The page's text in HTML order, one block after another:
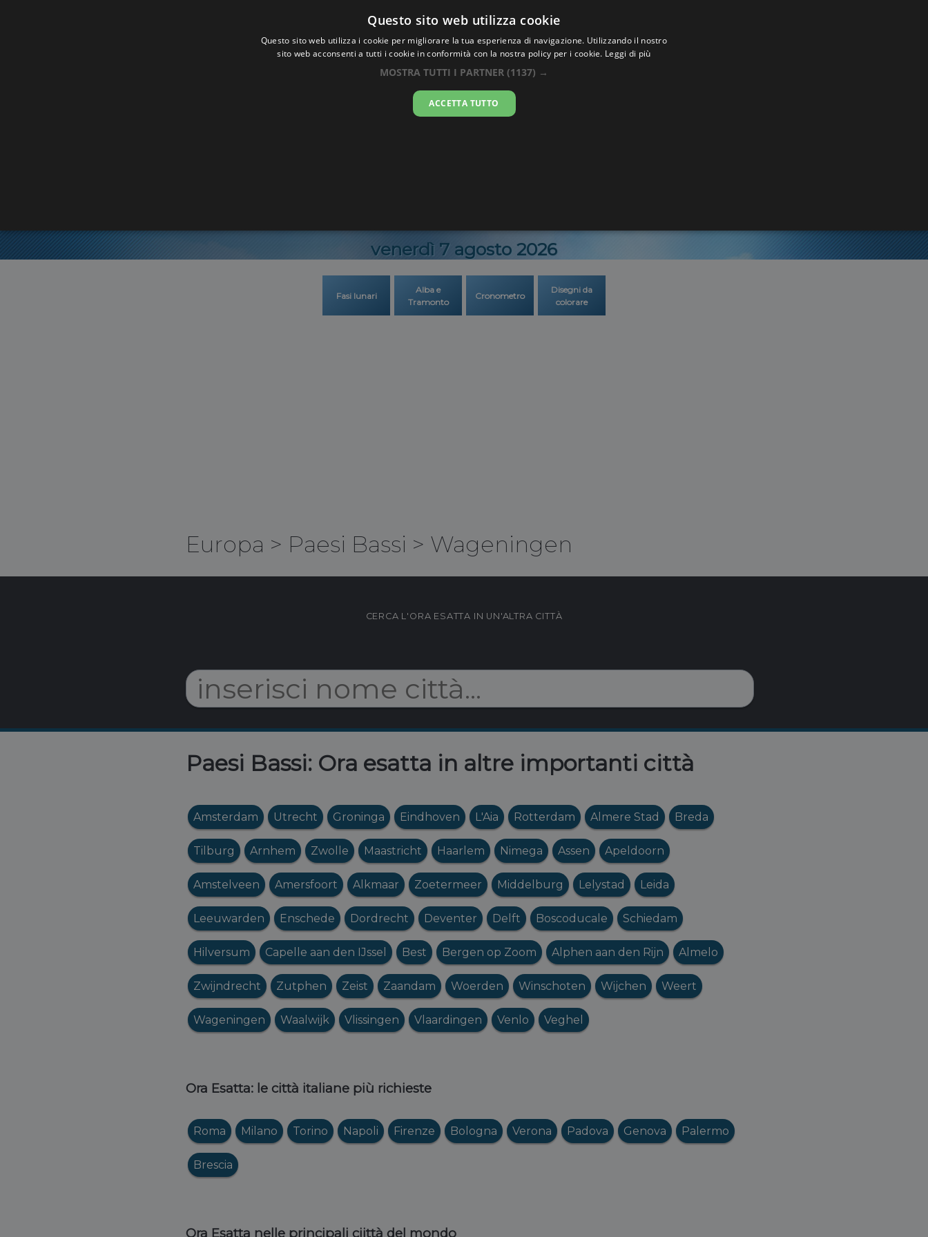
Oraesatta.co
Ora EsattaWageningen
venerdì 7 agosto 2026
Fasi lunari
Alba e
Tramonto
Cronometro
Disegni da
colorare
Europa > Paesi Bassi > Wageningen
CERCA L'ORA ESATTA IN UN'ALTRA CITTÀ
Paesi Bassi: Ora esatta in altre importanti città
Amsterdam Utrecht Groninga Eindhoven L'Aia Rotterdam Almere Stad Breda
Tilburg Arnhem Zwolle Maastricht Haarlem Nimega Assen Apeldoorn
Amstelveen Amersfoort Alkmaar Zoetermeer Middelburg Lelystad Leida
Leeuwarden Enschede Dordrecht Deventer Delft Boscoducale Schiedam
Hilversum Capelle aan den IJssel Best Bergen op Zoom Alphen aan den Rijn Almelo
Zwijndrecht Zutphen Zeist Zaandam Woerden Winschoten Wijchen Weert
Wageningen Waalwijk Vlissingen Vlaardingen Venlo Veghel
Ora Esatta: le città italiane più richieste
Roma Milano Torino Napoli Firenze Bologna Verona Padova Genova Palermo
Brescia
Ora Esatta nelle principali ciittà del mondo
Questo sito web utilizza cookie
Questo sito web utilizza i cookie per migliorare la tua esperienza di navigazione. Utilizzando il nostro
sito web acconsenti a tutti i cookie in conformità con la nostra policy per i cookie. Leggi di più
MOSTRA TUTTI I PARTNER (1137) →
ACCETTA TUTTO